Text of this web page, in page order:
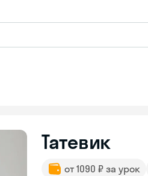
Татевик
от 1090 ₽ за урок